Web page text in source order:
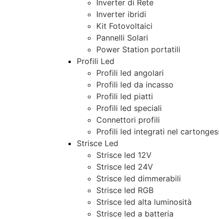
Inverter di Rete
Inverter ibridi
Kit Fotovoltaici
Pannelli Solari
Power Station portatili
Profili Led
Profili led angolari
Profili led da incasso
Profili led piatti
Profili led speciali
Connettori profili
Profili led integrati nel
Strisce Led
Strisce led 12V
Strisce led 24V
Strisce led dimmerabili
Strisce led RGB
Strisce led alta luminosità
Strisce led a batteria